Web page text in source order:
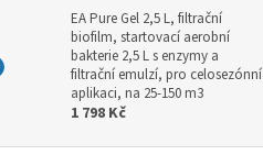
EA Pure Gel 2,5 L, filtrační
biofilm, startovací aerobní
bakterie 2,5 L s enzymy a
filtrační emulzí, pro celosezónní
aplikaci, na 25-150 m3
1 798 Kč